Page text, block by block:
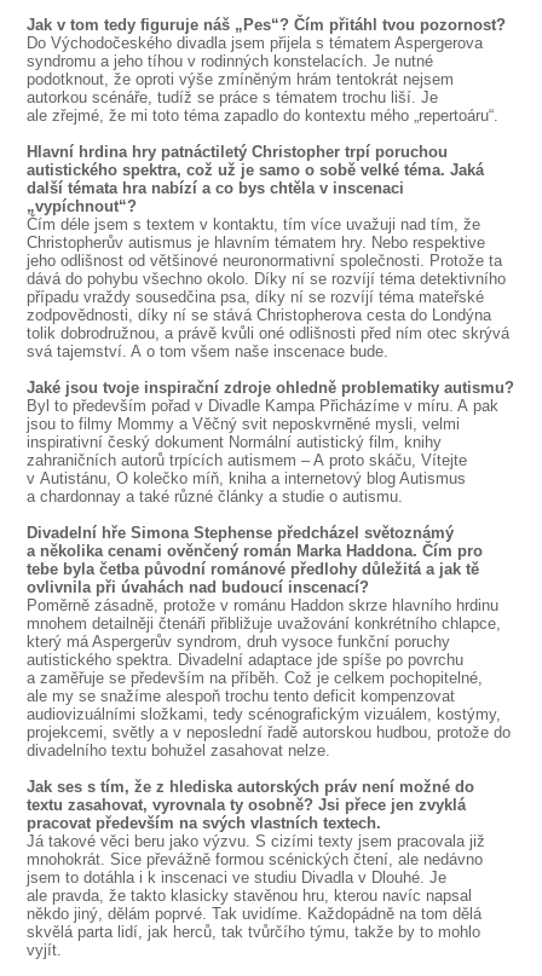
Jak v tom tedy figuruje náš „Pes“? Čím přitáhl tvou pozornost?
Do Východočeského divadla jsem přijela s tématem Aspergerova
syndromu a jeho tíhou v rodinných konstelacích. Je nutné
podotknout, že oproti výše zmíněným hrám tentokrát nejsem
autorkou scénáře, tudíž se práce s tématem trochu liší. Je
ale zřejmé, že mi toto téma zapadlo do kontextu mého „repertoáru“.
Hlavní hrdina hry patnáctiletý Christopher trpí poruchou
autistického spektra, což už je samo o sobě velké téma. Jaká
další témata hra nabízí a co bys chtěla v inscenaci
„vypíchnout“?
Čím déle jsem s textem v kontaktu, tím více uvažuji nad tím, že
Christopherův autismus je hlavním tématem hry. Nebo respektive
jeho odlišnost od většinové neuronormativní společnosti. Protože ta
dává do pohybu všechno okolo. Díky ní se rozvíjí téma detektivního
případu vraždy sousedčina psa, díky ní se rozvíjí téma mateřské
zodpovědnosti, díky ní se stává Christopherova cesta do Londýna
tolik dobrodružnou, a právě kvůli oné odlišnosti před ním otec skrývá
svá tajemství. A o tom všem naše inscenace bude.
Jaké jsou tvoje inspirační zdroje ohledně problematiky autismu?
Byl to především pořad v Divadle Kampa Přicházíme v míru. A pak
jsou to filmy Mommy a Věčný svit neposkvrněné mysli, velmi
inspirativní český dokument Normální autistický film, knihy
zahraničních autorů trpících autismem – A proto skáču, Vítejte
v Autistánu, O kolečko míň, kniha a internetový blog Autismus
a chardonnay a také různé články a studie o autismu.
Divadelní hře Simona Stephense předcházel světoznámý
a několika cenami ověnčený román Marka Haddona. Čím pro
tebe byla četba původní románové předlohy důležitá a jak tě
ovlivnila při úvahách nad budoucí inscenací?
Poměrně zásadně, protože v románu Haddon skrze hlavního hrdinu
mnohem detailněji čtenáři přibližuje uvažování konkrétního chlapce,
který má Aspergerův syndrom, druh vysoce funkční poruchy
autistického spektra. Divadelní adaptace jde spíše po povrchu
a zaměřuje se především na příběh. Což je celkem pochopitelné,
ale my se snažíme alespoň trochu tento deficit kompenzovat
audiovizuálními složkami, tedy scénografickým vizuálem, kostýmy,
projekcemi, světly a v neposlední řadě autorskou hudbou, protože do
divadelního textu bohužel zasahovat nelze.
Jak ses s tím, že z hlediska autorských práv není možné do
textu zasahovat, vyrovnala ty osobně? Jsi přece jen zvyklá
pracovat především na svých vlastních textech.
Já takové věci beru jako výzvu. S cizími texty jsem pracovala již
mnohokrát. Sice převážně formou scénických čtení, ale nedávno
jsem to dotáhla i k inscenaci ve studiu Divadla v Dlouhé. Je
ale pravda, že takto klasicky stavěnou hru, kterou navíc napsal
někdo jiný, dělám poprvé. Tak uvidíme. Každopádně na tom dělá
skvělá parta lidí, jak herců, tak tvůrčího týmu, takže by to mohlo
vyjít.